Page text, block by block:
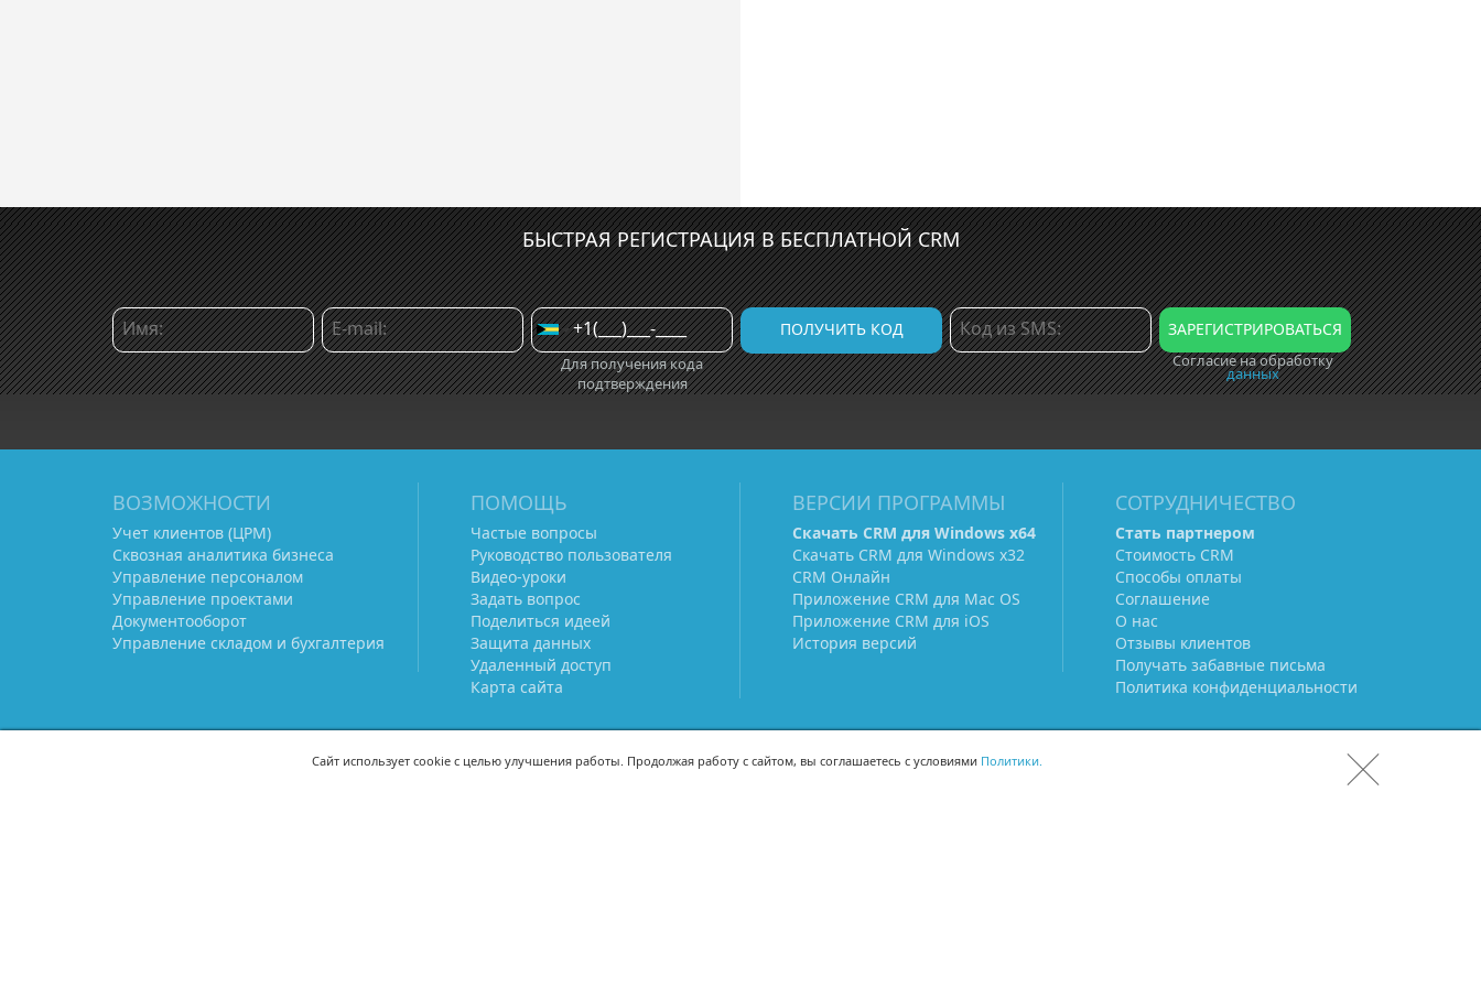
БЫСТРАЯ РЕГИСТРАЦИЯ В БЕСПЛАТНОЙ CRM
Для получения кода
подтверждения
Согласие на обработку
данных
ВОЗМОЖНОСТИ
Учет клиентов (ЦРМ)
Сквозная аналитика бизнеса
Управление персоналом
Управление проектами
Документооборот
Управление складом и бухгалтерия
ПОМОЩЬ
Частые вопросы
Руководство пользователя
Видео-уроки
Задать вопрос
Поделиться идеей
Защита данных
Удаленный доступ
Карта сайта
ВЕРСИИ ПРОГРАММЫ
Скачать CRM для Windows х64
Скачать CRM для Windows х32
CRM Онлайн
Приложение CRM для Mac OS
Приложение CRM для iOS
История версий
СОТРУДНИЧЕСТВО
Стать партнером
Стоимость CRM
Способы оплаты
Соглашение
О нас
Отзывы клиентов
Получать забавные письма
Политика конфиденциальности
Сайт использует cookie с целью улучшения работы. Продолжая работу с сайтом, вы соглашаетесь с условиями Политики.